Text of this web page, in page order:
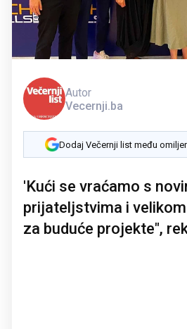
Autor
Vecernji.ba
Dodaj Večernji list među
'Kući se vraćamo s
prijateljstvima i
za buduće projekte",